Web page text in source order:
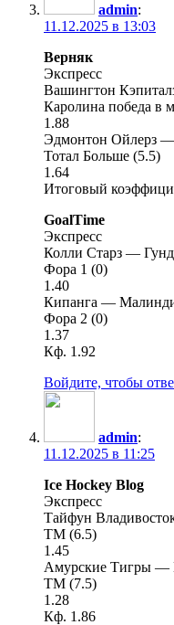
admin:
11.12.2025 в 13:03
Верняк
Экспресс
Вашингтон
Каролина победа в
1.88
Эдмонтон Ойлерз —
Тотал Больше (5.5)
1.64
Итоговый
GoalTime
Экспресс
Колли Старз —
Фора 1 (0)
1.40
Кипанга —
Фора 2 (0)
1.37
Кф. 1.92
Войдите, чтобы
admin:
11.12.2025 в 11:25
Ice Hockey Blog
Экспресс
Тайфун
ТМ (6.5)
1.45
Амурские Тигры
ТМ (7.5)
1.28
Кф. 1.86